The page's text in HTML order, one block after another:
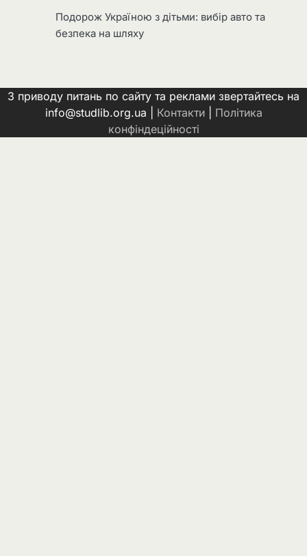
Подорож Україною з дітьми: вибір авто та
безпека на шляху
З приводу питань по сайту та реклами звертайтесь на
info@studlib.org.ua | Контакти| Політика
конфіндеційності